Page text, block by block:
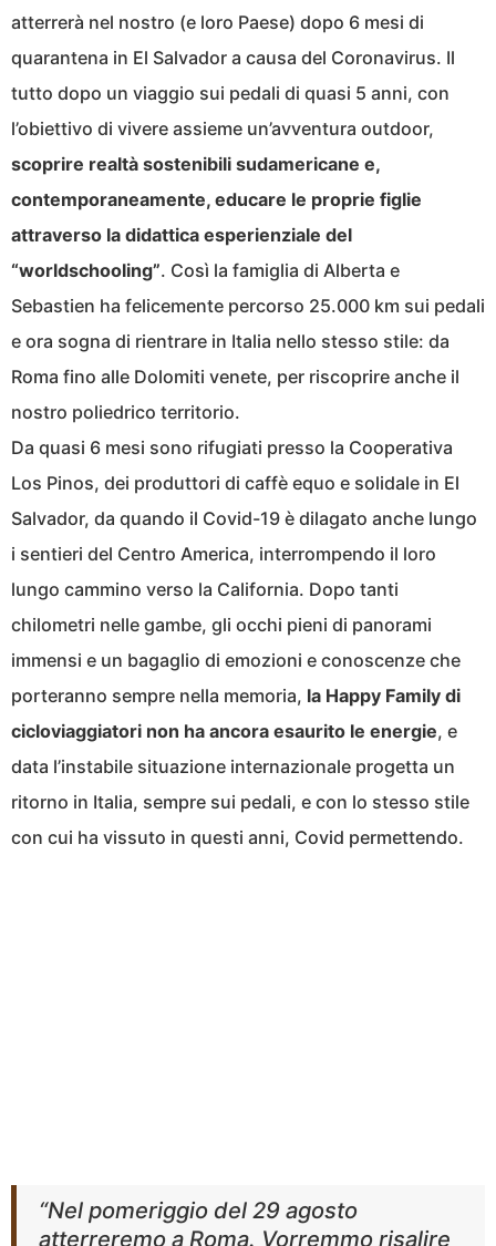
atterrerà nel nostro (e loro Paese) dopo 6 mesi di
quarantena in El Salvador a causa del Coronavirus. Il
tutto dopo un viaggio sui pedali di quasi 5 anni, con
l’obiettivo di vivere assieme un’avventura outdoor,
scoprire realtà sostenibili sudamericane e,
contemporaneamente, educare le proprie figlie
attraverso la didattica esperienziale del
“worldschooling”. Così la famiglia di Alberta e
Sebastien ha felicemente percorso 25.000 km sui pedali
e ora sogna di rientrare in Italia nello stesso stile: da
Roma fino alle Dolomiti venete, per riscoprire anche il
nostro poliedrico territorio.
Da quasi 6 mesi sono rifugiati presso la Cooperativa
Los Pinos, dei produttori di caffè equo e solidale in El
Salvador, da quando il Covid-19 è dilagato anche lungo
i sentieri del Centro America, interrompendo il loro
lungo cammino verso la California. Dopo tanti
chilometri nelle gambe, gli occhi pieni di panorami
immensi e un bagaglio di emozioni e conoscenze che
porteranno sempre nella memoria, la Happy Family di
cicloviaggiatori non ha ancora esaurito le energie, e
data l’instabile situazione internazionale progetta un
ritorno in Italia, sempre sui pedali, e con lo stesso stile
con cui ha vissuto in questi anni, Covid permettendo.
“Nel pomeriggio del 29 agosto
atterreremo a Roma. Vorremmo risalire